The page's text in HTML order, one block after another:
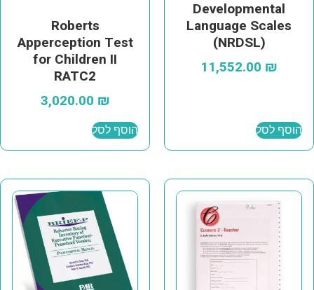
Developmental
Language Scales
(NRDSL)
11,552.00 ₪
הוסף לסל
Roberts
Apperception Test
for Children II
RATC2
3,020.00 ₪
הוסף לסל